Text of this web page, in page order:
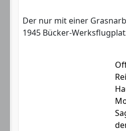
Der nur mit einer
1945 Bücker-